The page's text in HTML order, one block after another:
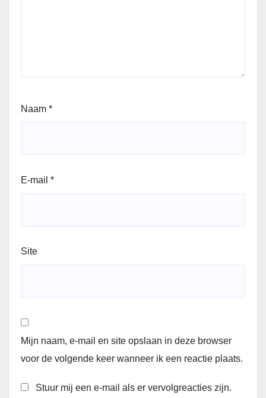
Naam *
E-mail *
Site
Mijn naam, e-mail en site opslaan in deze browser
voor de volgende keer wanneer ik een reactie plaats.
Stuur mij een e-mail als er vervolgreacties zijn.